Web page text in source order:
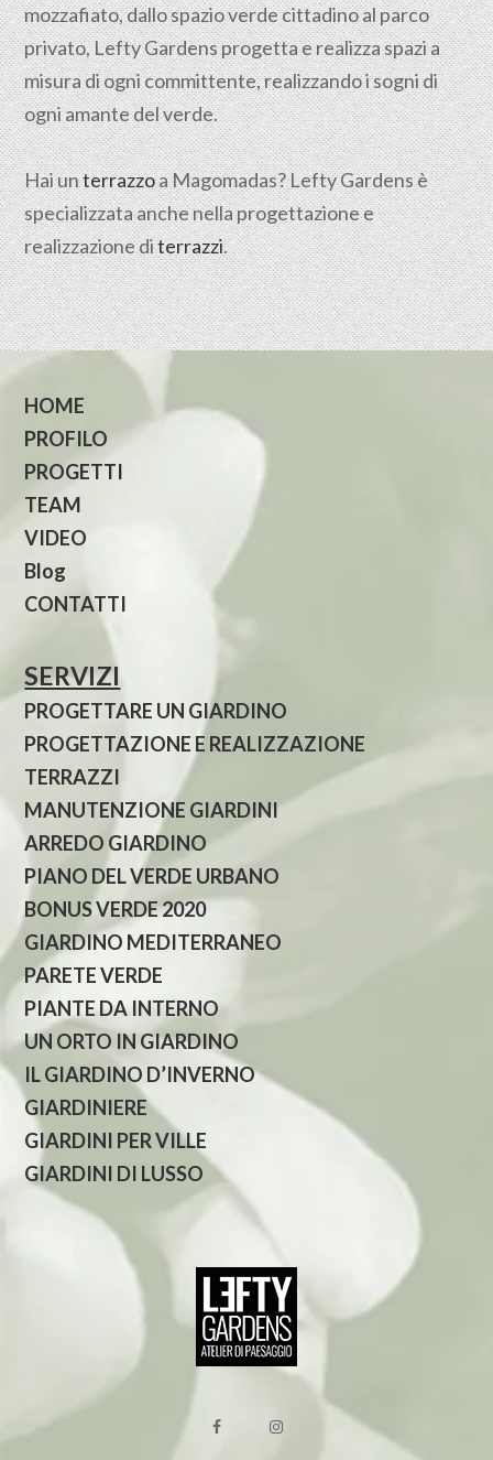
mozzafiato, dallo spazio verde cittadino al parco
privato, Lefty Gardens progetta e realizza spazi a
misura di ogni committente, realizzando i sogni di
ogni amante del verde.
Hai unterrazzoa Magomadas? Lefty Gardens è
specializzata anche nella progettazione e
realizzazione diterrazzi.
HOME
PROFILO
PROGETTI
TEAM
VIDEO
Blog
CONTATTI
SERVIZI
PROGETTARE UN GIARDINO
PROGETTAZIONE E REALIZZAZIONE
TERRAZZI
MANUTENZIONE GIARDINI
ARREDO GIARDINO
PIANO DEL VERDE URBANO
BONUS VERDE 2020
GIARDINO MEDITERRANEO
PARETE VERDE
PIANTE DA INTERNO
UN ORTO IN GIARDINO
IL GIARDINO D’INVERNO
GIARDINIERE
GIARDINI PER VILLE
GIARDINI DI LUSSO